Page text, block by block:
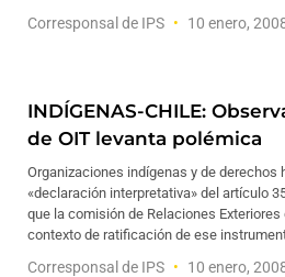
Corresponsal de IPS 10 enero,
INDÍGENAS-CHILE:
de OIT levanta polémica
Organizaciones indígenas y de derechos
«declaración interpretativa» del artículo
que la comisión de Relaciones Exteriores
contexto de ratificación de ese
Corresponsal de IPS 10 enero,